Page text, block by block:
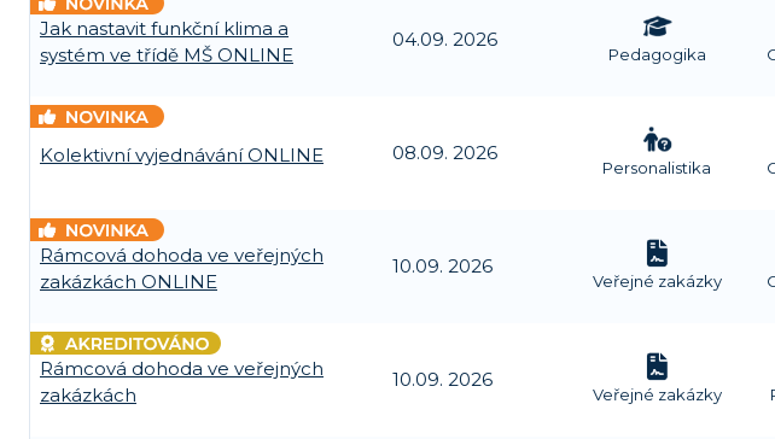
Jak nastavit funkční klima a
systém ve třídě MŠ ONLINE
04.09. 2026
Pedagogika
Kolektivní vyjednávání ONLINE 08.09. 2026
Personalistika
Rámcová dohoda ve veřejných
zakázkách ONLINE
10.09. 2026
Veřejné zakázky
Rámcová dohoda ve veřejných
zakázkách
10.09. 2026
Veřejné zakázky